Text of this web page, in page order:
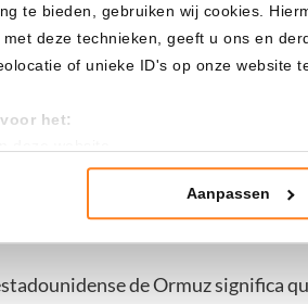
te bieden, gebruiken wij cookies.
deze technieken, geeft u ons en
of unieke ID's op onze website
het:
te geven om deze technieken te
uw privacy-instellingen te allen tijde
Aanpassen
junto con la mayoría de los
mercados y la energía
pasada trajo alivio a los mercados,
de Ormuz significa